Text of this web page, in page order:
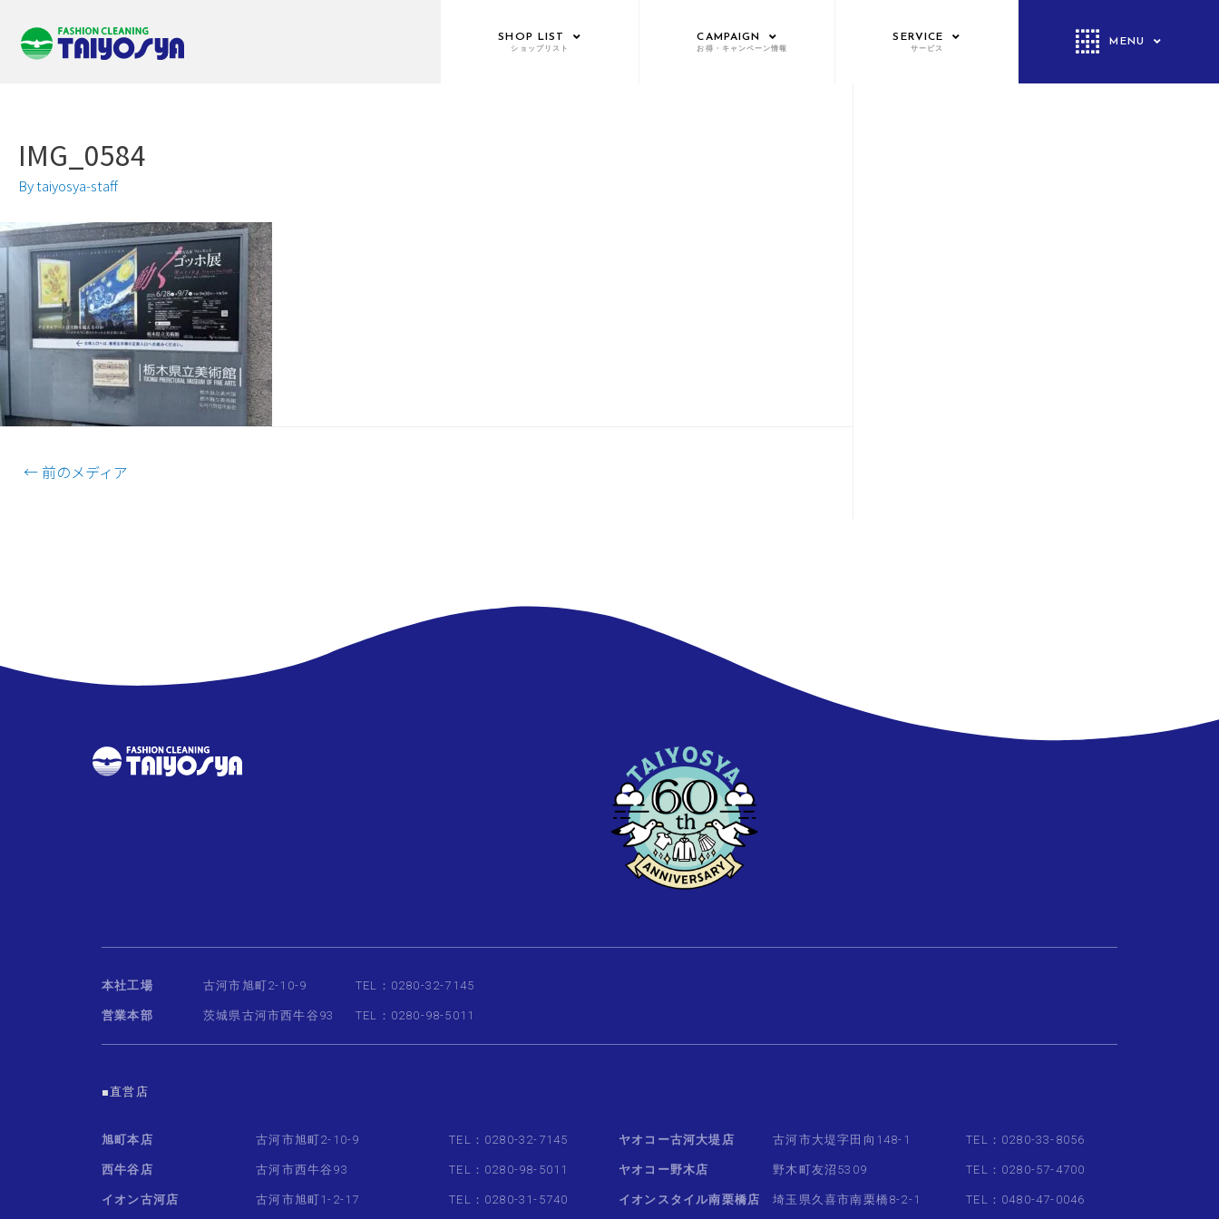
SHOP LIST
ショップリスト
CAMPAIGN
お得・キャンペーン情報
SERVICE
サービス MENU
IMG_0584
Bytaiyosya-staff
←前のメディア
本社工場 古河市旭町2-10-9 TEL：0280-32-7145
営業本部 茨城県古河市西牛谷93 TEL：0280-98-5011
■直営店
旭町本店 古河市旭町2-10-9 TEL：0280-32-7145
西牛谷店 古河市西牛谷93 TEL：0280-98-5011
イオン古河店 古河市旭町1-2-17 TEL：0280-31-5740
ヤオコー古河大堤店 古河市大堤字田向148-1 TEL：0280-33-8056
ヤオコー野木店 野木町友沼5309 TEL：0280-57-4700
イオンスタイル南栗橋店 埼玉県久喜市南栗橋8-2-1 TEL：0480-47-0046